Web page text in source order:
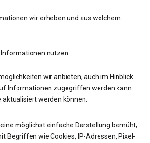
wir erheben und aus welchem
Informationen nutzen.
wir anbieten, auch im Hinblick
Informationen zugegriffen werden kann
aktualisiert werden können.
möglichst einfache Darstellung bemüht,
Begriffen wie Cookies, IP-Adressen, Pixel-